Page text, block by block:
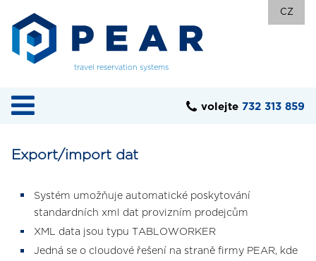
travel reservation systems
CZ
volejte 732 313 859
Export/import dat
Systém umožňuje automatické poskytování
standardních xml dat provizním prodejcům
XML data jsou typu TABLOWORKER
Jedná se o cloudové řešení na straně firmy PEAR, kde